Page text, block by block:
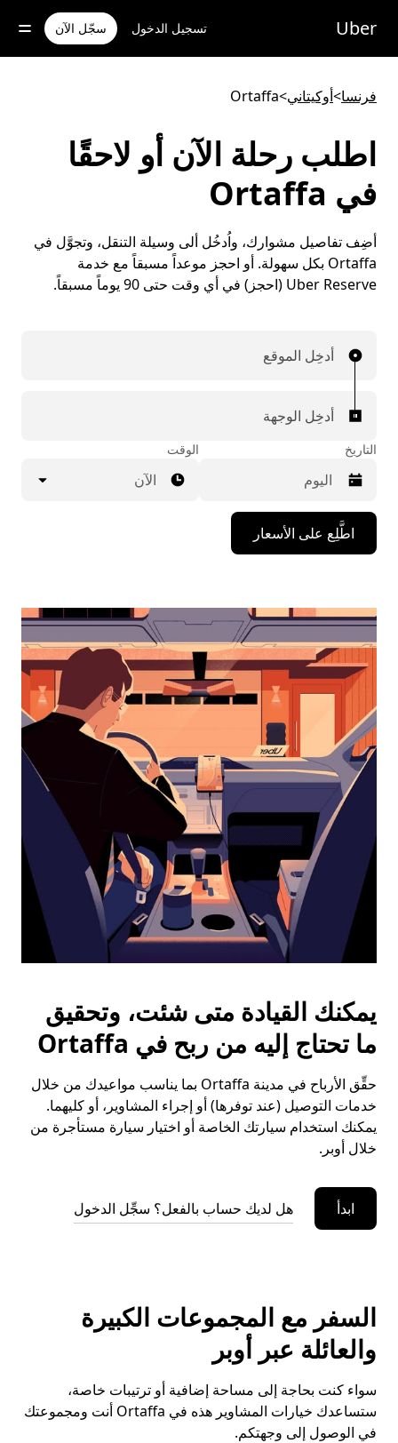
للوصول
المحتوى
Uber تسجيل الدخول سجّل الآن
فرنسا>أوكيتاني>
Ortaffa
اطلب رحلة الآن أو لاحقًا
في Ortaffa
أضِف تفاصيل مشوارك، واُدخُل ألى وسيلة التنقل، وتجوَّل في
Ortaffa بكل سهولة. أو احجز موعداً مسبقاً مع خدمة
Uber Reserve (احجز) في أي وقت حتى 90 يوماً مسبقاً.
أدخِل الموقع
أدخِل الوجهة
التاريخ
اضغط
على
مفتاح
للأسفل
لاستخدام
التقويم
التاريخ.
اضغط
على
زر
الخروج
لإغلاق
التقويم.
الوقت
الآن
اطَّلِع على الأسعار
يمكنك القيادة متى شئت، وتحقيق
ما تحتاج إليه من ربح في Ortaffa
حقِّق الأرباح في مدينة Ortaffa بما يناسب مواعيدك من خلال
خدمات التوصيل (عند توفرها) أو إجراء المشاوير، أو كليهما.
يمكنك استخدام سيارتك الخاصة أو اختيار سيارة مستأجرة من
خلال أوبر.
ابدأ هل لديك حساب بالفعل؟ سجِّل الدخول
السفر مع المجموعات الكبيرة
والعائلة عبر أوبر
سواء كنت بحاجة إلى مساحة إضافية أو ترتيبات خاصة،
ستساعدك خيارات المشاوير هذه في Ortaffa أنت ومجموعتك
في الوصول إلى وجهتكم.